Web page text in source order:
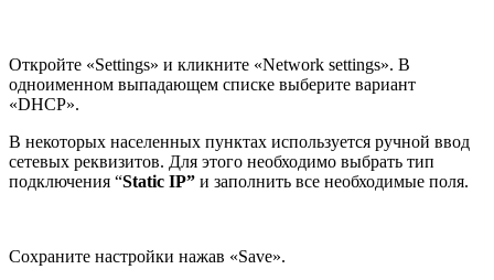
Откройте «Settings» и кликните «Network settings». В
одноименном выпадающем списке выберите вариант
«DHCP».
В некоторых населенных пунктах используется ручной ввод
сетевых реквизитов. Для этого необходимо выбрать тип
подключения “Static IP” и заполнить все необходимые поля.
Сохраните настройки нажав «Save».